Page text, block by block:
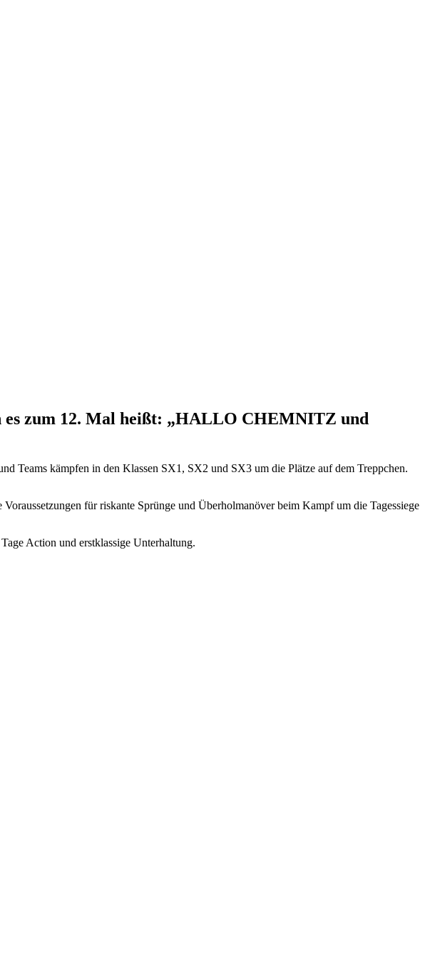
es zum 12. Mal heißt: „HALLO CHEMNITZ und
Teams kämpfen in den Klassen SX1, SX2 und SX3 um die Plätze auf dem Treppchen.
für riskante Sprünge und Überholmanöver beim Kampf um die Tagessiege
Action und erstklassige Unterhaltung.